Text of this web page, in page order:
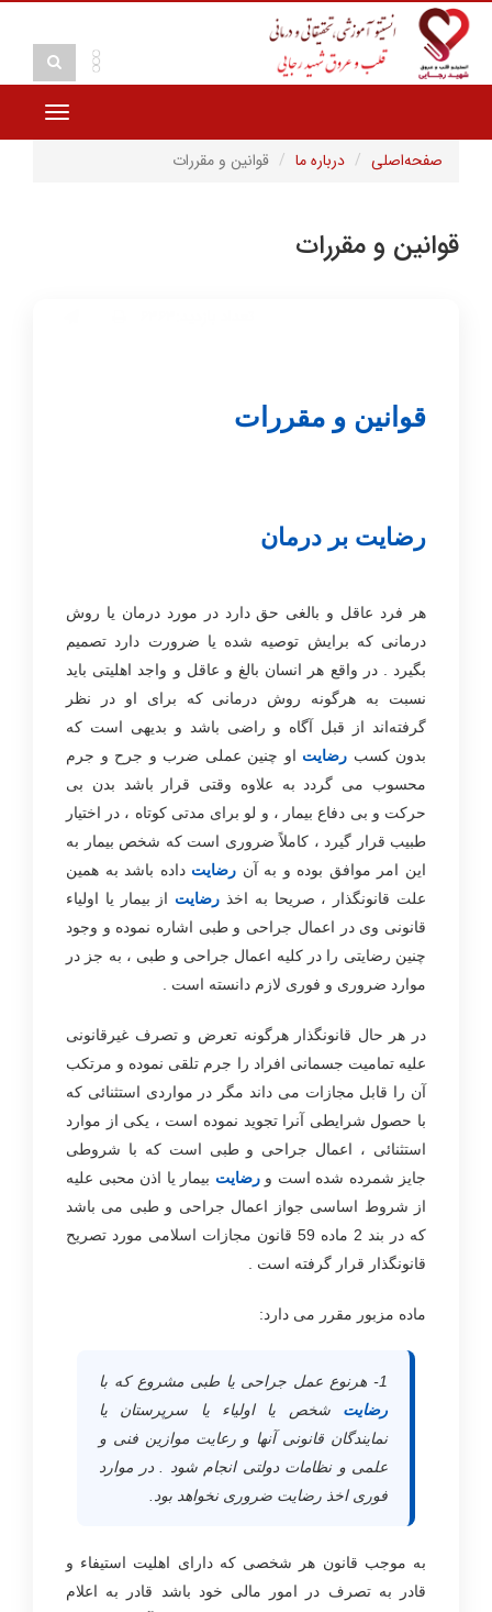
Toggle
صفحه‌اصلی
درباره ما قوانین و مقررات
قوانین و مقررات
قوانین و مقررات
رضایت بر درمان
هر فرد عاقل و بالغی حق دارد در مورد درمان یا روش
درمانی که برایش توصیه شده یا ضرورت دارد تصمیم
بگیرد . در واقع هر انسان بالغ و عاقل و واجد اهلیتی باید
نسبت به هرگونه روش درمانی که برای او در نظر
گرفته‌اند از قبل آگاه و راضی باشد و بدیهی است که
بدون کسب رضایت او چنین عملی ضرب و جرح و جرم
محسوب می گردد به علاوه وقتی قرار باشد بدن بی
حرکت و بی دفاع بیمار ، و لو برای مدتی کوتاه ، در اختیار
طبیب قرار گیرد ، کاملاً ضروری است که شخص بیمار به
این امر موافق بوده و به آن رضایت داده باشد به همین
علت قانونگذار ، صریحا به اخذ رضایت از بیمار یا اولیاء
قانونی وی در اعمال جراحی و طبی اشاره نموده و وجود
چنین رضایتی را در کلیه اعمال جراحی و طبی ، به جز در
موارد ضروری و فوری لازم دانسته است .
در هر حال قانونگذار هرگونه تعرض و تصرف غیرقانونی
علیه تمامیت جسمانی افراد را جرم تلقی نموده و مرتکب
آن را قابل مجازات می داند مگر در مواردی استثنائی که
با حصول شرایطی آنرا تجوید نموده است ، یکی از موارد
استثنائی ، اعمال جراحی و طبی است که با شروطی
جایز شمرده شده است ورضایت بیمار یا اذن محبی علیه
از شروط اساسی جواز اعمال جراحی و طبی می باشد
که در بند 2 ماده 59 قانون مجازات اسلامی مورد تصریح
قانونگذار قرار گرفته است .
ماده مزبور مقرر می دارد:
1- هرنوع عمل جراحی یا طبی مشروع که با
رضایت شخص یا اولیاء یا سرپرستان یا
نمایندگان قانونی آنها و رعایت موازین فنی و
علمی و نظامات دولتی انجام شود . در موارد
فوری اخذ رضایت ضروری نخواهد بود.
به موجب قانون هر شخصی که دارای اهلیت استیفاء و
قادر به تصرف در امور مالی خود باشد قادر به اعلام